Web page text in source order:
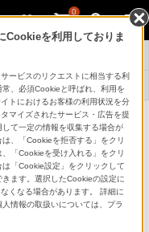
0
よくある
お問い合わせ
展示につい
ち早く商品をご覧い
Cookieを利用しておりま
ービスのリクエストに相当する利
、必須Cookieと呼ばれ、利用を
トにおけるお客様の利用状況を分
マイズされたサービス・広告を提
て一定の情報を収集する場合が
、「Cookieを拒否する」をクリ
「Cookieを受け入れる」をクリ
「Cookie設定」をクリックして
ます。選択したCookieの設定に
くなる場合があります。 詳細に
情報の取扱いについては、プラ